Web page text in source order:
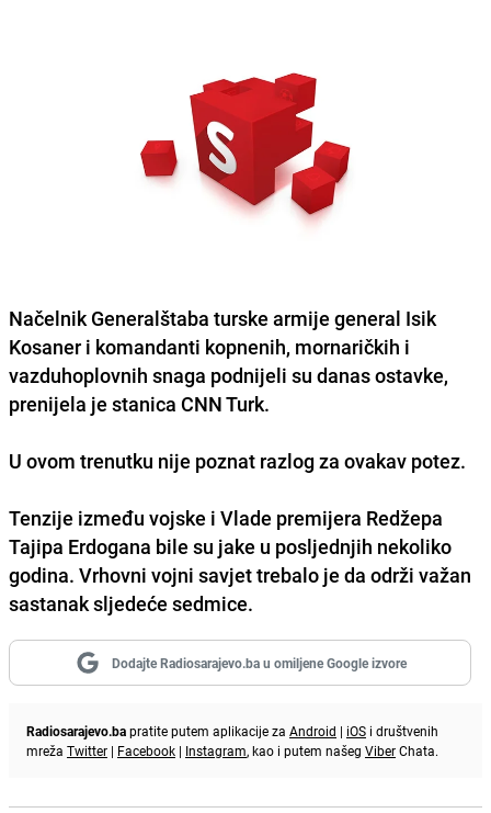
Načelnik Generalštaba turske armije general Isik
Kosaner i komandanti kopnenih, mornaričkih i
vazduhoplovnih snaga podnijeli su danas ostavke,
prenijela je stanica CNN Turk.
U ovom trenutku nije poznat razlog za ovakav potez.
Tenzije između vojske i Vlade premijera Redžepa
Tajipa Erdogana bile su jake u posljednjih nekoliko
godina. Vrhovni vojni savjet trebalo je da održi važan
sastanak sljedeće sedmice.
Dodajte Radiosarajevo.ba u omiljene Google izvore
Radiosarajevo.bapratite putem aplikacije za Android | iOS i društvenih
mreža Twitter | Facebook | Instagram, kao i putem našeg ViberChata.